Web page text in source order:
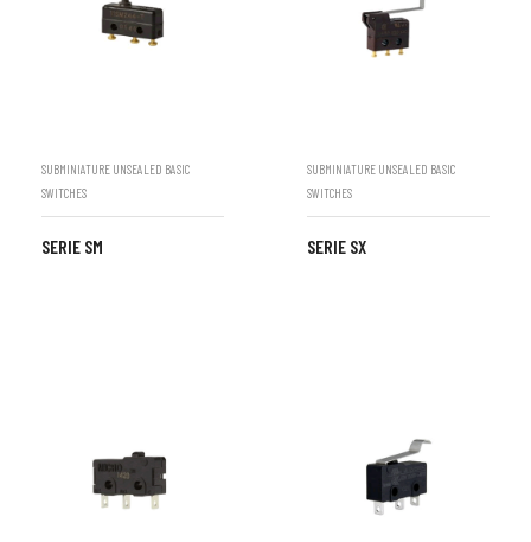
SUBMINIATURE UNSEALED BASIC
SWITCHES
SERIE SM
SUBMINIATURE UNSEALED BASIC
SWITCHES
SERIE SX